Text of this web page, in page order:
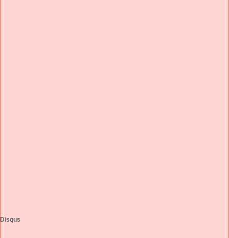
Disqus